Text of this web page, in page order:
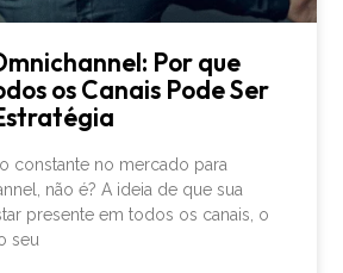
Por que
os Canais Pode Ser
constante no mercado para
não é? A ideia de que sua
presente em todos os canais, o
seu